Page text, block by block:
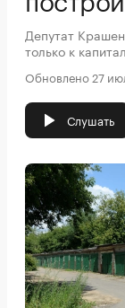
Депутат
только к
Обновлено 27
Слушать